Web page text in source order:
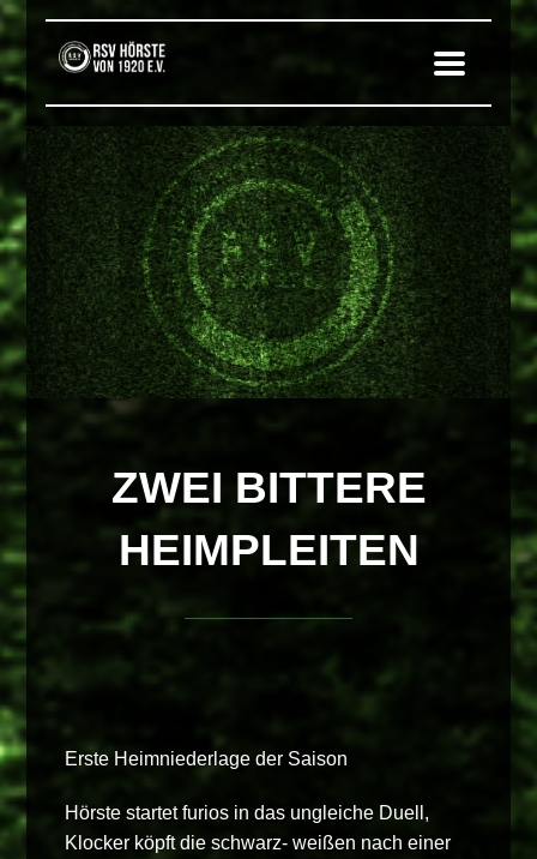
ZWEI BITTERE
HEIMPLEITEN
Erste Heimniederlage der Saison
Hörste startet furios in das ungleiche Duell,
Klocker köpft die schwarz- weißen nach einer